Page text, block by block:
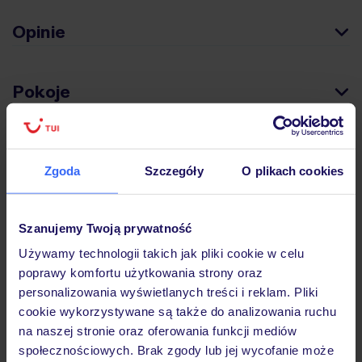
Zgoda Szczegóły O plikach cookies
Szanujemy Twoją prywatność
Używamy technologii takich jak pliki cookie w celu
poprawy komfortu użytkowania strony oraz
personalizowania wyświetlanych treści i reklam. Pliki
cookie wykorzystywane są także do analizowania ruchu
na naszej stronie oraz oferowania funkcji mediów
społecznościowych. Brak zgody lub jej wycofanie może
Opinie
Pokoje
Wyżywienie
Ważne informacje
Często zadawane pytania